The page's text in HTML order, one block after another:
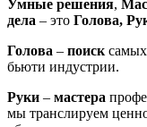
Умные решения,
дела – это Голова,
Голова – поиск
бьюти индустрии.
Руки – мастера
мы транслируем